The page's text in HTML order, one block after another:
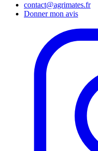
contact@agrimates.fr
Donner mon avis